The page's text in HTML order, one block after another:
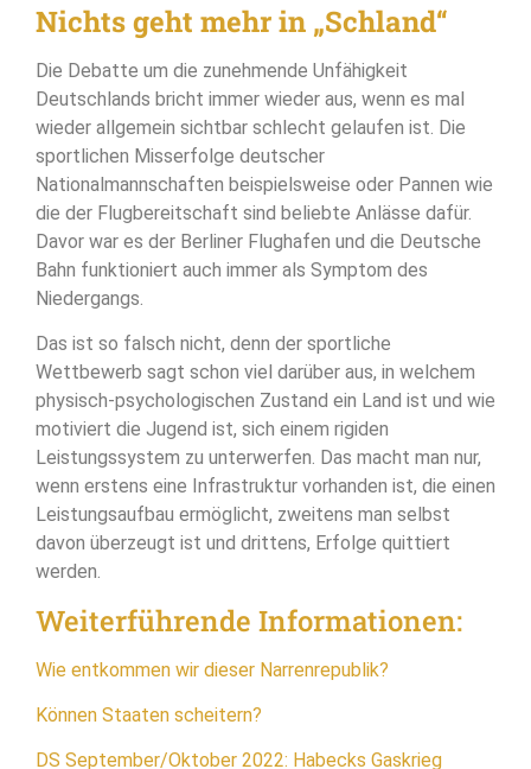
Nichts geht mehr in „Schland“
Die Debatte um die zunehmende Unfähigkeit
Deutschlands bricht immer wieder aus, wenn es mal
wieder allgemein sichtbar schlecht gelaufen ist. Die
sportlichen Misserfolge deutscher
Nationalmannschaften beispielsweise oder Pannen wie
die der Flugbereitschaft sind beliebte Anlässe dafür.
Davor war es der Berliner Flughafen und die Deutsche
Bahn funktioniert auch immer als Symptom des
Niedergangs.
Das ist so falsch nicht, denn der sportliche
Wettbewerb sagt schon viel darüber aus, in welchem
physisch-psychologischen Zustand ein Land ist und wie
motiviert die Jugend ist, sich einem rigiden
Leistungssystem zu unterwerfen. Das macht man nur,
wenn erstens eine Infrastruktur vorhanden ist, die einen
Leistungsaufbau ermöglicht, zweitens man selbst
davon überzeugt ist und drittens, Erfolge quittiert
werden.
Weiterführende Informationen:
Wie entkommen wir dieser Narrenrepublik?
Können Staaten scheitern?
DS September/Oktober 2022: Habecks Gaskrieg